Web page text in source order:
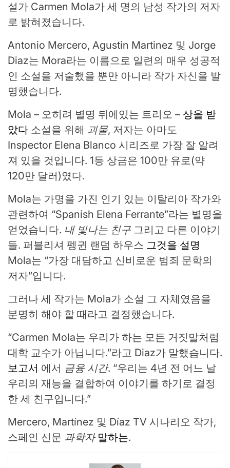
설가 Carmen Mola가 세 명의 남성 작가의 저자
로 밝혀졌습니다.
Antonio Mercero, Agustin Martinez 및 Jorge
Diaz는 Mora라는 이름으로 일련의 매우 성공적
인 소설을 저술했을 뿐만 아니라 작가 자신을 발
명했습니다.
Mola – 오히려 별명 뒤에있는 트리오 – 상을 받
았다 소설을 위해 괴물, 저자는 아마도
Inspector Elena Blanco 시리즈로 가장 잘 알려
져 있을 것입니다. 1등 상금은 100만 유로(약
120만 달러)였다.
Mola는 가명을 가진 인기 있는 이탈리아 작가와
관련하여 “Spanish Elena Ferrante”라는 별명을
얻었습니다. 내 빛나는 친구 그리고 다른 이야기
들. 퍼블리셔 펭귄 랜덤 하우스 그것을 설명
Mola는 “가장 대담하고 신비로운 범죄 문학의
저자”입니다.
그러나 세 작가는 Mola가 소설 그 자체였음을
분명히 해야 할 때라고 결정했습니다.
“Carmen Mola는 우리가 하는 모든 거짓말처럼
대학 교수가 아닙니다.”라고 Diaz가 말했습니다.
보고서 에서 금융 시간. “우리는 4년 전 어느 날
우리의 재능을 결합하여 이야기를 하기로 결정
한 세 친구입니다.”
Mercero, Martínez 및 Díaz TV 시나리오 작가,
스페인 신문 과학자 말하는.